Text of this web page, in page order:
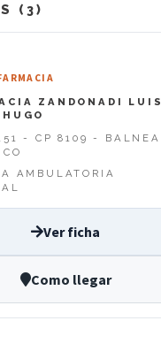
(3)
ZANDONADI LUIS
- CP 8109 -
AMBULATORIA
Ver ficha
Como llegar